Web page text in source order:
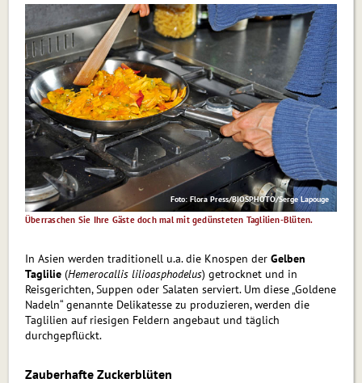
Foto: Flora Press/BIOSPHOTO/Serge Lapouge
Überraschen Sie Ihre Gäste doch mal mit gedünsteten Taglilien-Blüten.
In Asien werden traditionell u.a. die Knospen der Gelben
Taglilie (Hemerocallis lilioasphodelus) getrocknet und in
Reisgerichten, Suppen oder Salaten serviert. Um diese „Goldene
Nadeln“ genannte Delikatesse zu produzieren, werden die
Taglilien auf riesigen Feldern angebaut und täglich
durchgepflückt.
Zauberhafte Zuckerblüten